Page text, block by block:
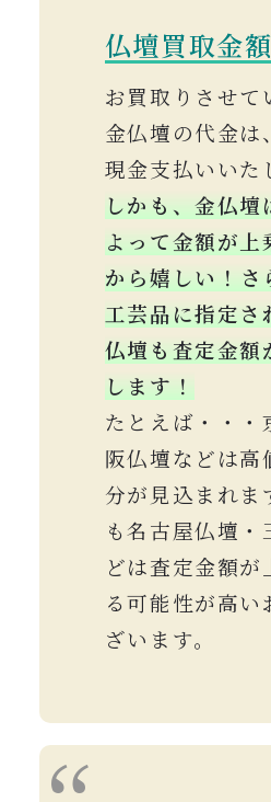
仏壇買取金
お買取りさせて
金仏壇の代金は
現金支払いいた
しかも、金仏壇
よって金額が上
から嬉しい！ さ
工芸品に指定さ
仏壇も査定金額
します！
たとえば・・・
阪仏壇などは高
分が見込まれま
も名古屋仏壇・
どは査定金額が
る可能性が高い
ざいます。